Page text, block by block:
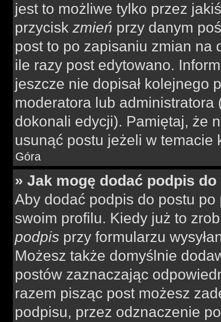
jest to możliwe tylko przez
przycisk zmień przy danym
post to po zapisaniu zmian na
ile razy post edytowano.
jeszcze nie dopisał kolejnego
moderatora lub
dokonali edycji). Pamiętaj, że
usunąć postu jeżeli w temacie
Góra
» Jak mogę dodać podpis
Aby dodać podpis do postu
swoim profilu. Kiedy już to
podpis przy formularzu
Możesz także domyślnie
postów zaznaczając
razem pisząc post możesz
podpisu, przez odznaczenie